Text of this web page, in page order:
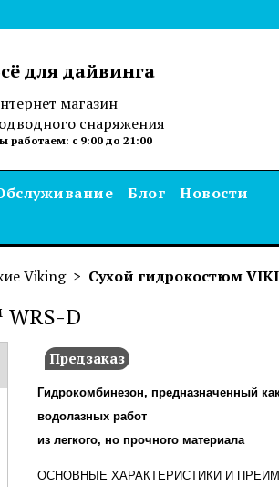
для дайвинга
магазин
снаряжения
работаем: с 9:00 до 21:00
Блог
Новости
Viking Сухой гидрокостюм
D
Предзаказ
Гидрокомбинезон, предназначенный
водолазных работ
из легкого, но прочного материала
ОСНОВНЫЕ ХАРАКТЕРИСТИКИ И